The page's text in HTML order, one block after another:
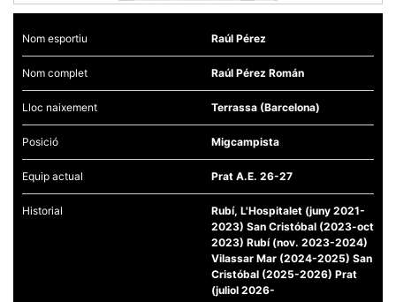
Nom esportiu Raúl Pérez
Nom complet Raúl Pérez Román
Lloc naixement Terrassa (Barcelona)
Posició Migcampista
Equip actual Prat A.E. 26-27
Historial
Rubí, L'Hospitalet (juny 2021-
2023) San Cristóbal (2023-oct
2023) Rubí (nov. 2023-2024)
Vilassar Mar (2024-2025) San
Cristóbal (2025-2026) Prat
(juliol 2026-
Necessàries
són
opcionals,
són
funcionament
tècnic de la
web.
Estadístiques